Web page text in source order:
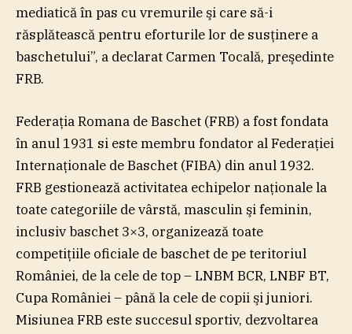
mediatică în pas cu vremurile şi care să-i
răsplătească pentru eforturile lor de susţinere a
baschetului”, a declarat Carmen Tocală, preşedinte
FRB.
Federaţia Romana de Baschet (FRB) a fost fondata
în anul 1931 si este membru fondator al Federaţiei
Internaţionale de Baschet (FIBA) din anul 1932.
FRB gestionează activitatea echipelor naţionale la
toate categoriile de vârstă, masculin şi feminin,
inclusiv baschet 3×3, organizează toate
competiţiile oficiale de baschet de pe teritoriul
României, de la cele de top – LNBM BCR, LNBF BT,
Cupa României – până la cele de copii şi juniori.
Misiunea FRB este succesul sportiv, dezvoltarea